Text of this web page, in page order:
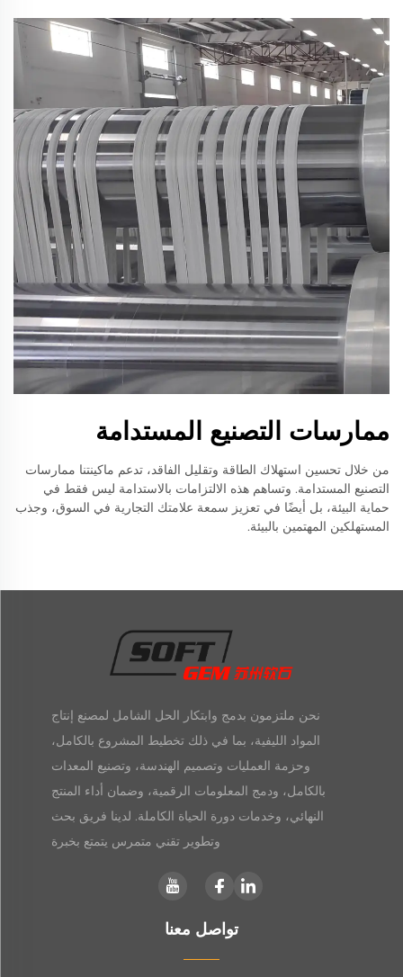
ممارسات التصنيع المستدامة
من خلال تحسين استهلاك الطاقة وتقليل الفاقد، تدعم ماكينتنا ممارسات
التصنيع المستدامة. وتساهم هذه الالتزامات بالاستدامة ليس فقط في
حماية البيئة، بل أيضًا في تعزيز سمعة علامتك التجارية في السوق، وجذب
المستهلكين المهتمين بالبيئة.
نحن ملتزمون بدمج وابتكار الحل الشامل لمصنع إنتاج
المواد الليفية، بما في ذلك تخطيط المشروع بالكامل،
وحزمة العمليات وتصميم الهندسة، وتصنيع المعدات
بالكامل، ودمج المعلومات الرقمية، وضمان أداء المنتج
النهائي، وخدمات دورة الحياة الكاملة. لدينا فريق بحث
وتطوير تقني متمرس يتمتع بخبرة
تواصل معنا